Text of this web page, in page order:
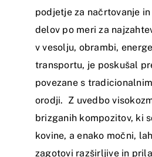
podjetje za načrtovanje
delov po meri za
v vesolju, obrambi,
transportu, je poskušal
povezane s
orodji. Z uvedbo
brizganih kompozitov, ki
kovine, a enako močni,
zagotovi razširljive in